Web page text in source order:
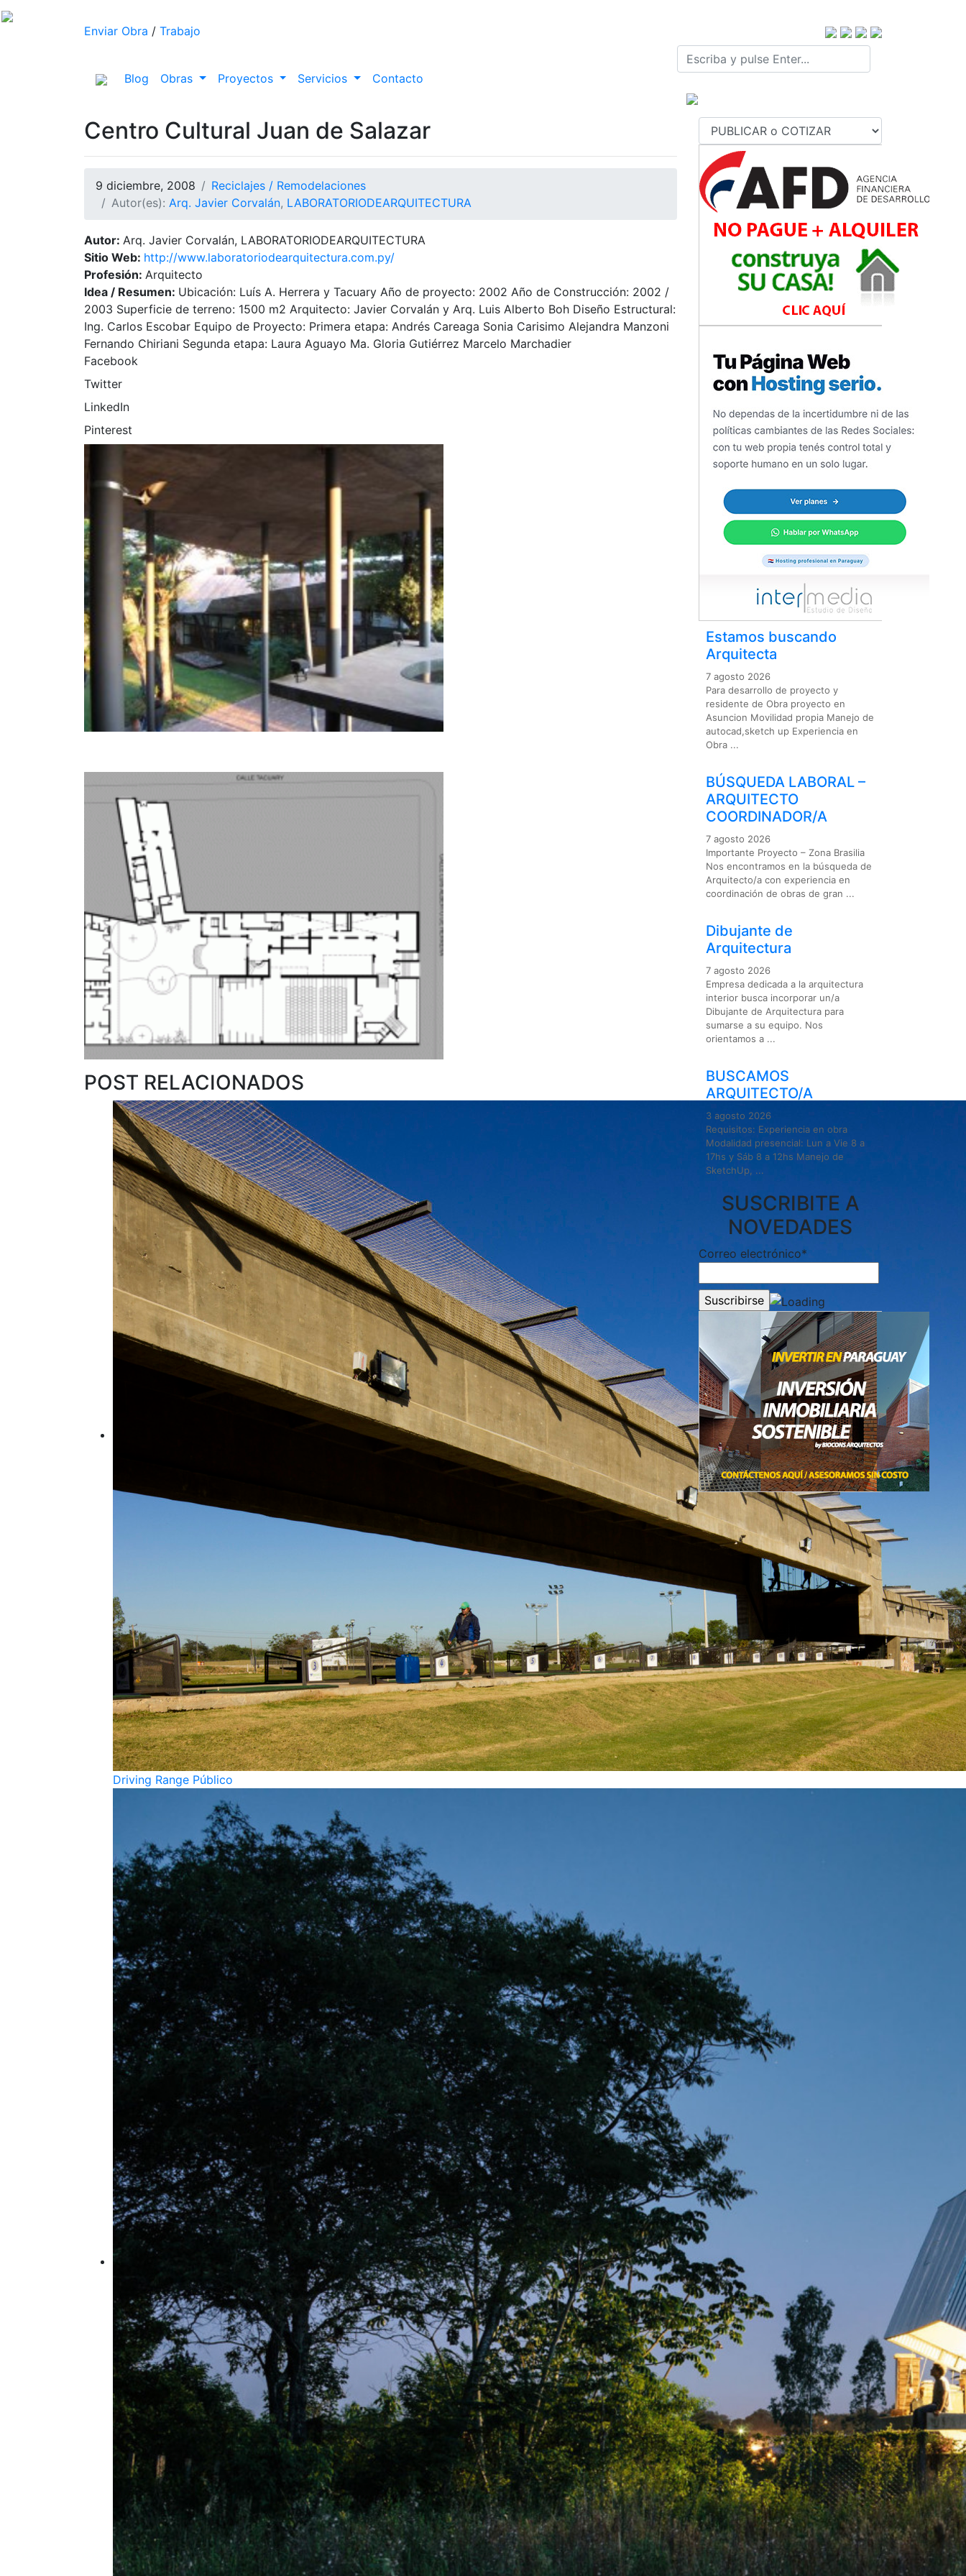
Enviar Obra / Trabajo
Blog (current)
Obras Proyectos Servicios Contacto
Centro Cultural Juan de Salazar
9 diciembre, 2008
Reciclajes / Remodelaciones
Autor(es): Arq. Javier Corvalán, LABORATORIODEARQUITECTURA
Autor: Arq. Javier Corvalán, LABORATORIODEARQUITECTURA
Sitio Web: http://www.laboratoriodearquitectura.com.py/
Profesión: Arquitecto
Idea / Resumen: Ubicación: Luís A. Herrera y Tacuary Año de proyecto: 2002 Año de Construcción: 2002 /
2003 Superficie de terreno: 1500 m2 Arquitecto: Javier Corvalán y Arq. Luis Alberto Boh Diseño Estructural:
Ing. Carlos Escobar Equipo de Proyecto: Primera etapa: Andrés Careaga Sonia Carisimo Alejandra Manzoni
Fernando Chiriani Segunda etapa: Laura Aguayo Ma. Gloria Gutiérrez Marcelo Marchadier
Facebook
Twitter
LinkedIn
Pinterest
POST RELACIONADOS
Driving Range Público
Estamos buscando
Arquitecta
7 agosto 2026
Para desarrollo de proyecto y
residente de Obra proyecto en
Asuncion Movilidad propia Manejo de
autocad,sketch up Experiencia en
Obra ...
BÚSQUEDA LABORAL –
ARQUITECTO
COORDINADOR/A
7 agosto 2026
Importante Proyecto – Zona Brasilia
Nos encontramos en la búsqueda de
Arquitecto/a con experiencia en
coordinación de obras de gran ...
Dibujante de
Arquitectura
7 agosto 2026
Empresa dedicada a la arquitectura
interior busca incorporar un/a
Dibujante de Arquitectura para
sumarse a su equipo. Nos
orientamos a ...
BUSCAMOS
ARQUITECTO/A
3 agosto 2026
Requisitos: Experiencia en obra
Modalidad presencial: Lun a Vie 8 a
17hs y Sáb 8 a 12hs Manejo de
SketchUp, ...
SUSCRIBITE A
NOVEDADES
Correo electrónico*